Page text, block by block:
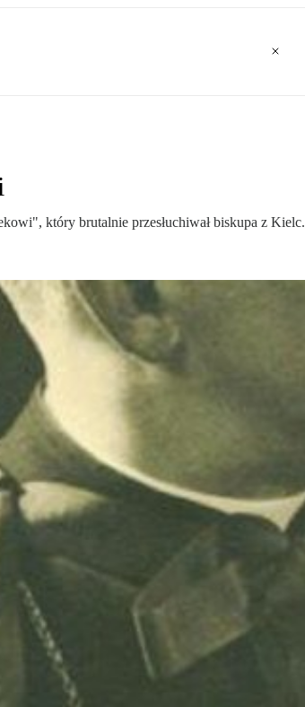
który brutalnie przesłuchiwał biskupa z Kielc.